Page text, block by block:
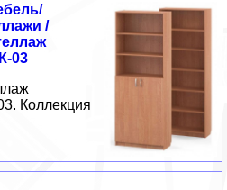
/
03
Коллекция